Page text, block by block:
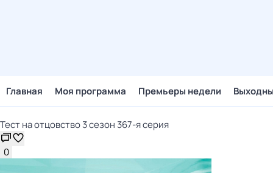
Главная Моя программа Премьеры недели
Тест нa отцовствo 3 сезон 367-я серия
0